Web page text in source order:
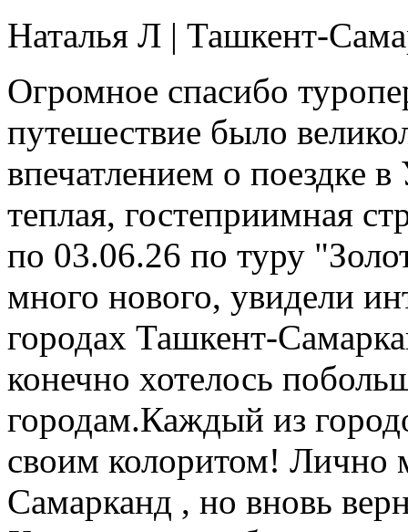
Наталья Л | Ташкент-
Огромное спасибо
путешествие было
впечатлением о поездке
теплая, гостеприимная
по 03.06.26 по туру
много нового, увидели
городах Ташкент-
конечно хотелось
городам.Каждый из
своим колоритом! Лично
Самарканд , но вновь